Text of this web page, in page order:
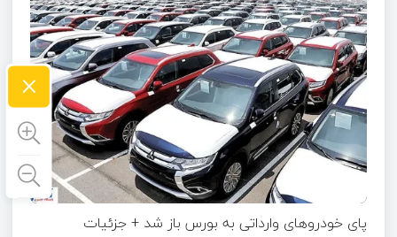
پای خودروهای وارداتی به بورس باز شد + جزئیات
×